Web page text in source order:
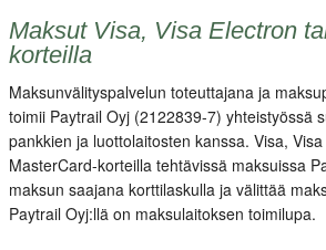
Maksut Visa, Visa Electron
korteilla
Maksunvälityspalvelun toteuttajana ja
toimii Paytrail Oyj (2122839-7) yhteistyössä
pankkien ja luottolaitosten kanssa. Visa,
MasterCard-korteilla tehtävissä maksuissa
maksun saajana korttilaskulla ja välittää
Paytrail Oyj:llä on maksulaitoksen toimilupa.